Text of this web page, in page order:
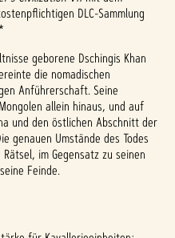
DLC-Sammlung
geborene Dschingis Khan
die nomadischen
Anführerschaft. Seine
allein hinaus, und auf
und den östlichen Abschnitt der
genauen Umstände des Todes
im Gegensatz zu seinen
Feinde.